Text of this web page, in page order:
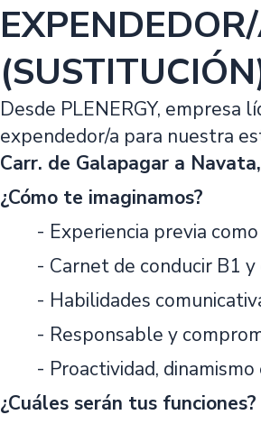
Desde PLENERGY,
expendedor/a para nuestra
Carr. de Galapagar a
¿Cómo te imaginamos?
- Experiencia previa
- Carnet de conducir B1 y
- Habilidades
- Responsable y
- Proactividad, dinamismo
¿Cuáles serán tus funciones?